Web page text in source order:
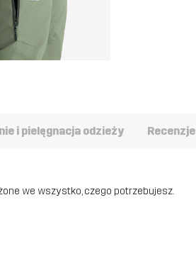
i pielęgnacja odzieży Recenzje
we wszystko, czego potrzebujesz.